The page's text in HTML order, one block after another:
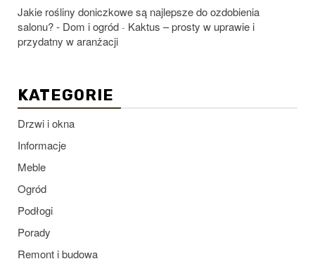
Jakie rośliny doniczkowe są najlepsze do ozdobienia
salonu? - Dom i ogród - Kaktus – prosty w uprawie i
przydatny w aranżacji
KATEGORIE
Drzwi i okna
Informacje
Meble
Ogród
Podłogi
Porady
Remont i budowa